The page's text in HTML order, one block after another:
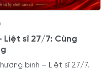
Liệt sĩ 27/7: Cùng
binh – Liệt sĩ 27/7,